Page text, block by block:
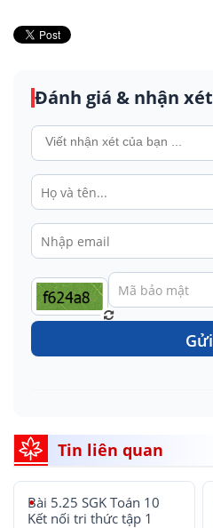
Đánh giá & nhận xét
Gửi
Tin liên quan
Bài 5.25 SGK Toán 10
Kết nối tri thức tập 1